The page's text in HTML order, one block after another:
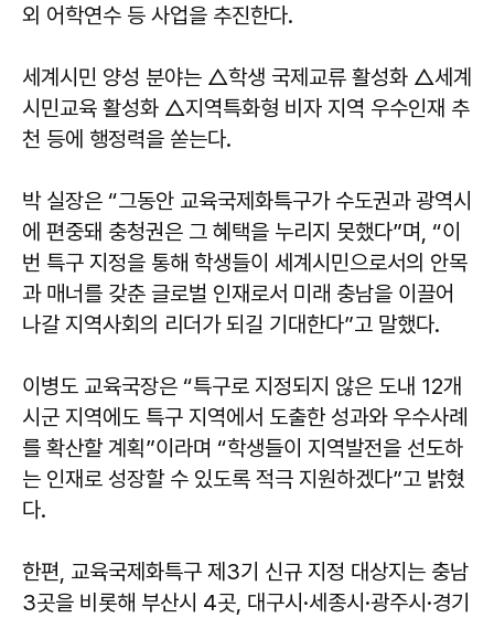
외 어학연수 등 사업을 추진한다.
세계시민 양성 분야는 △학생 국제교류 활성화 △세계
시민교육 활성화 △지역특화형 비자 지역 우수인재 추
천 등에 행정력을 쏟는다.
박 실장은 “그동안 교육국제화특구가 수도권과 광역시
에 편중돼 충청권은 그 혜택을 누리지 못했다”며, “이
번 특구 지정을 통해 학생들이 세계시민으로서의 안목
과 매너를 갖춘 글로벌 인재로서 미래 충남을 이끌어
나갈 지역사회의 리더가 되길 기대한다”고 말했다.
이병도 교육국장은 “특구로 지정되지 않은 도내 12개
시군 지역에도 특구 지역에서 도출한 성과와 우수사례
를 확산할 계획”이라며 “학생들이 지역발전을 선도하
는 인재로 성장할 수 있도록 적극 지원하겠다”고 밝혔
다.
한편, 교육국제화특구 제3기 신규 지정 대상지는 충남
3곳을 비롯해 부산시 4곳, 대구시·세종시·광주시·경기